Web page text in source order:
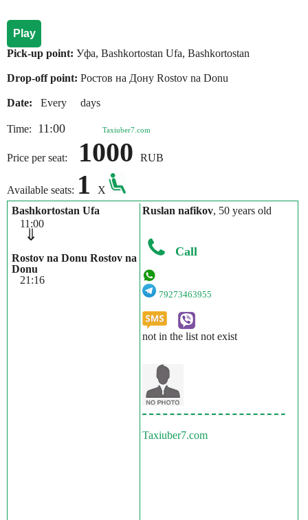
Play
Pick-up point: Уфа, Bashkortostan Ufa, Bashkortostan
Drop-off point: Ростов на Дону Rostov na Donu
Date: Every days
Time: 11:00 Taxiuber7.com
Price per seat: 1000 RUB
Available seats: 1
X
Bashkortostan Ufa
11:00
⇓
Rostov na Donu Rostov na
Donu
21:16
Ruslan nafikov, 50 years old
Call
79273463955
not in the list not exist
Taxiuber7.com